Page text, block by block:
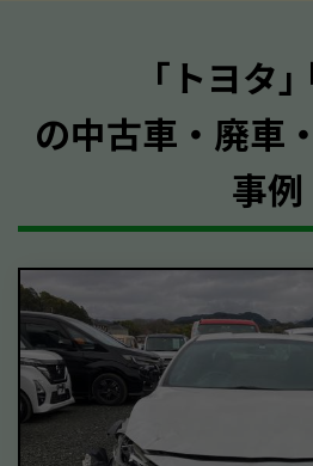
｢トヨタ｣
の中古車・廃車
事例